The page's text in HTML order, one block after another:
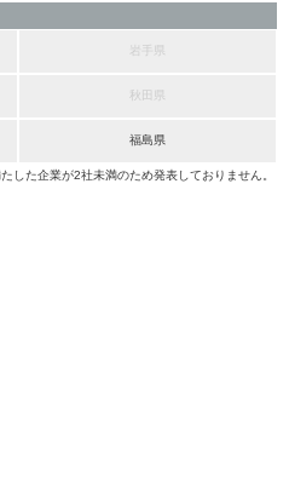
岩手県
秋田県
福島県
した企業が2社未満のため発表しておりません。